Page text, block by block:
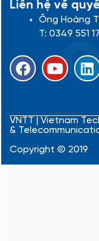
Liên hệ về
Ông Hoàng
T: 0349 551
F
a
b
o
o
k
Y
o
u
b
e
L
i
e
d
i
n
VNTT | Vietnam
&
Copyright © 2019